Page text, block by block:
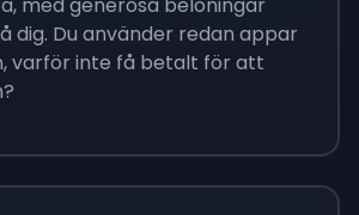
med generösa belöningar
dig. Du använder redan appar
varför inte få betalt för att